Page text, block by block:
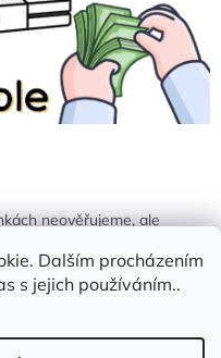
Dalším procházením
s jejich používáním..
neověřujeme, ale